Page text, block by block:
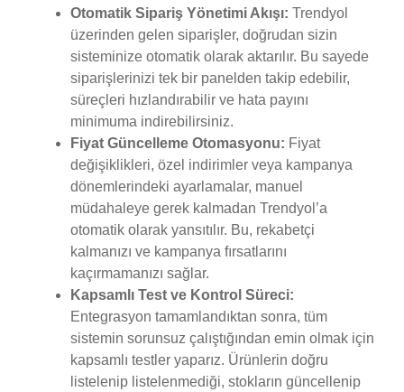
Otomatik Sipariş Yönetimi Akışı: Trendyol
üzerinden gelen siparişler, doğrudan sizin
sisteminize otomatik olarak aktarılır. Bu sayede
siparişlerinizi tek bir panelden takip edebilir,
süreçleri hızlandırabilir ve hata payını
minimuma indirebilirsiniz.
Fiyat Güncelleme Otomasyonu: Fiyat
değişiklikleri, özel indirimler veya kampanya
dönemlerindeki ayarlamalar, manuel
müdahaleye gerek kalmadan Trendyol’a
otomatik olarak yansıtılır. Bu, rekabetçi
kalmanızı ve kampanya fırsatlarını
kaçırmamanızı sağlar.
Kapsamlı Test ve Kontrol Süreci:
Entegrasyon tamamlandıktan sonra, tüm
sistemin sorunsuz çalıştığından emin olmak için
kapsamlı testler yaparız. Ürünlerin doğru
listelenip listelenmediği, stokların güncellenip